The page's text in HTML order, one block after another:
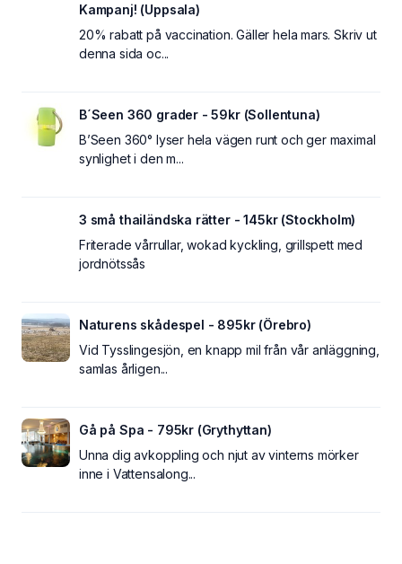
Kampanj! (Uppsala)
20% rabatt på vaccination. Gäller hela mars. Skriv ut
denna sida oc...
B´Seen 360 grader - 59kr (Sollentuna)
B’Seen 360° lyser hela vägen runt och ger maximal
synlighet i den m...
3 små thailändska rätter - 145kr (Stockholm)
Friterade vårrullar, wokad kyckling, grillspett med
jordnötssås
Naturens skådespel - 895kr (Örebro)
Vid Tysslingesjön, en knapp mil från vår anläggning,
samlas årligen...
Gå på Spa - 795kr (Grythyttan)
Unna dig avkoppling och njut av vinterns mörker
inne i Vattensalong...